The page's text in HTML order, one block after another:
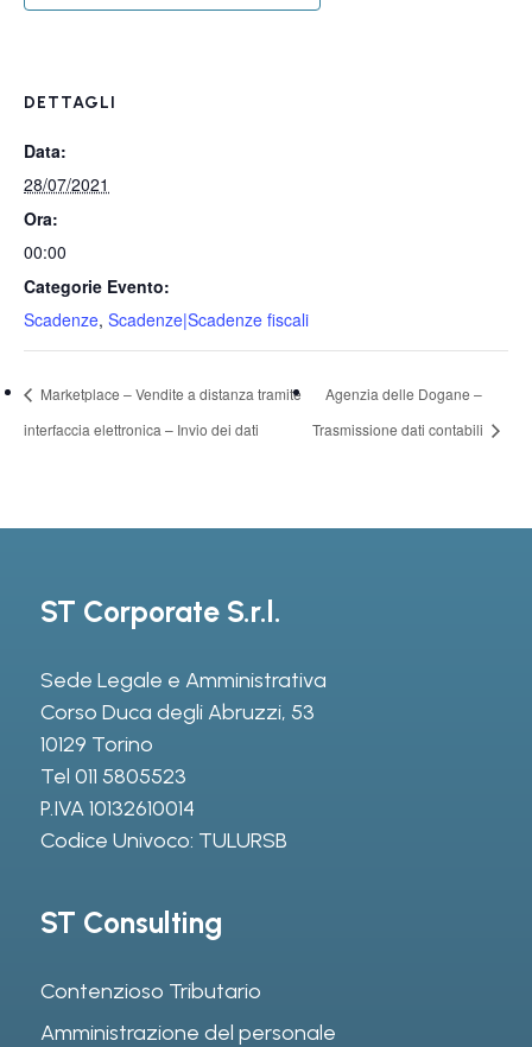
DETTAGLI
Data:
28/07/2021
Ora:
00:00
Categorie Evento:
Scadenze, Scadenze|Scadenze fiscali
Marketplace – Vendite a distanza tramite
interfaccia elettronica – Invio dei dati
Agenzia delle Dogane –
Trasmissione dati contabili
ST Corporate S.r.l.
Sede Legale e Amministrativa
Corso Duca degli Abruzzi, 53
10129 Torino
Tel 011 5805523
P.IVA 10132610014
Codice Univoco: TULURSB
ST Consulting
Contenzioso Tributario
Amministrazione del personale